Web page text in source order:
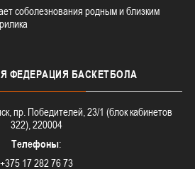
соболезнования родным и близким
ФЕДЕРАЦИЯ БАСКЕТБОЛА
пр. Победителей, 23/1 (блок кабинетов
322), 220004
Телефоны:
+375 17 282 76 73